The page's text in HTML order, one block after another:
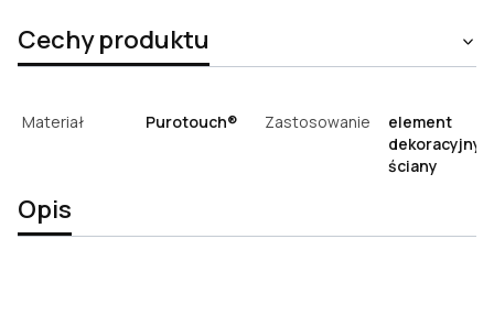
Cechy produktu
Materiał Purotouch® Zastosowanie
element
dekoracyjny
ściany
Opis